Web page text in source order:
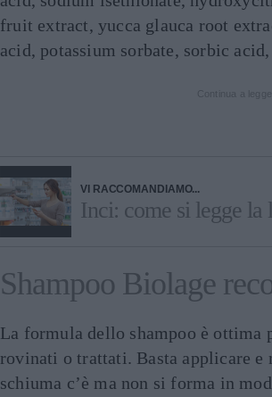
fruit extract, yucca glauca root
acid, potassium sorbate, sorbic
VI RACCOMANDIAMO...
Inci: come si legge
Shampoo Biolage
La formula dello shampoo è ottima
rovinati o trattati. Basta applicare e
schiuma c’è ma non si forma in